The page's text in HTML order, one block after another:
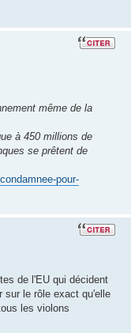
même de la
à 450 millions de
se prêtent de
pour-
de l'EU qui décident
sur le rôle exact qu'elle
les violons